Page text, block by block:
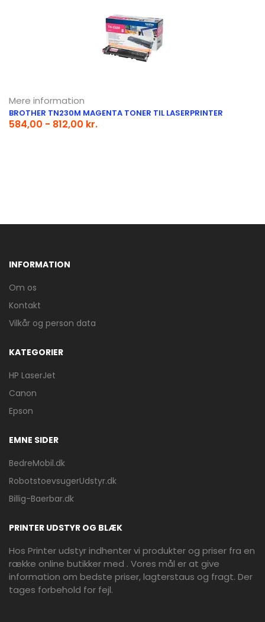
Mere information
BROTHER TN230M MAGENTA TONER TIL LASERPRINTER
584,00 - 812,00 kr.
INFORMATION
Om os
Kontakt
Vilkår og person data
KATEGORIER
HP LaserJet
Canon
Epson
EMNE SIDER
BedreMobil.dk
RobotstoevsugerUdstyr.dk
Billig-Baerbar.dk
PRINTER UDSTYR OG BLÆK
Hos Printer udstyr indhenter vi produkter og priser fra en
række online butikker med . Vores mål er at give
information om bedste priser, lagterstaus og fragt. Der
tages forbehold for fejl.